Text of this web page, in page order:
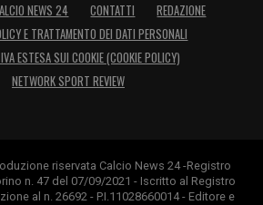
NEWS 24 CONTATTI
REDAZIONE
E TRATTAMENTO DEI DATI PERSONALI
ESTESA SUI COOKIE (COOKIE POLICY)
NETWORK SPORT REVIEW
riservata Calcio News 24 -Registro
n. 47 del 07/09/2021 - Iscritto al Registro
al n. 26692 - P.I.11028660014 - Editore e